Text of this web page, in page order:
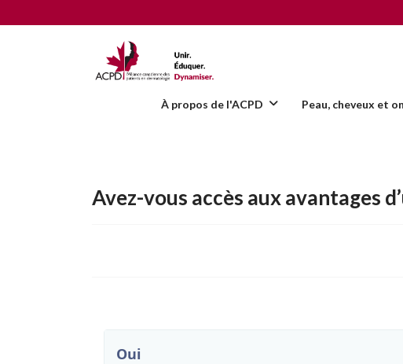
À propos de l'ACPD Peau, cheveux et
Avez-vous accès aux avantages
Oui